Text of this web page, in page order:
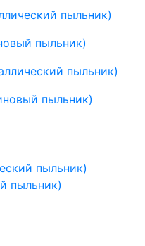
пыльник)
пыльник)
пыльник)
пыльник)
пыльник)
пыльник)